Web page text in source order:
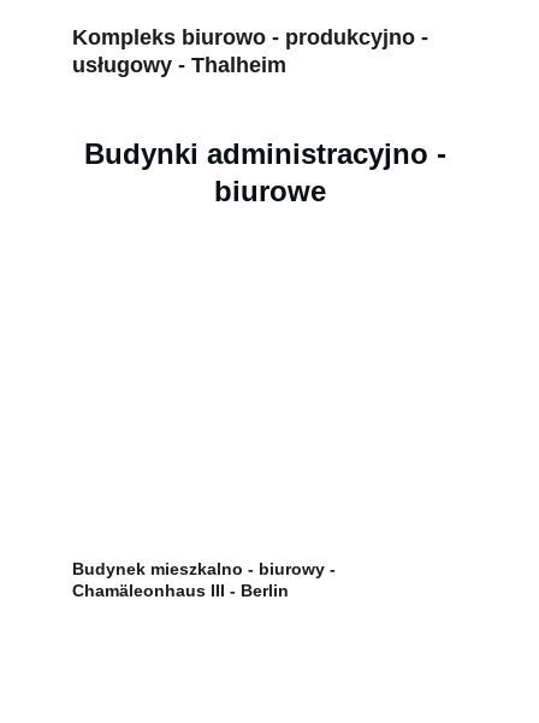
Kompleks biurowo - produkcyjno -
usługowy - Thalheim
Budynki administracyjno -
biurowe
Budynek mieszkalno - biurowy -
Chamäleonhaus III - Berlin